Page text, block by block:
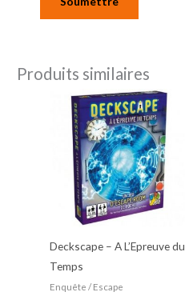
Produits similaires
Deckscape – A L’Epreuve du
Temps
Enquête / Escape